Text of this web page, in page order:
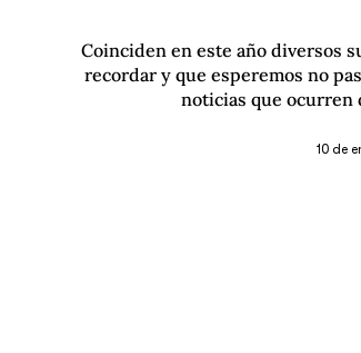
Coinciden en este año diversos
recordar y que esperemos no
noticias que ocurren
10 de